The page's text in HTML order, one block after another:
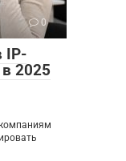
0
IP-
2025